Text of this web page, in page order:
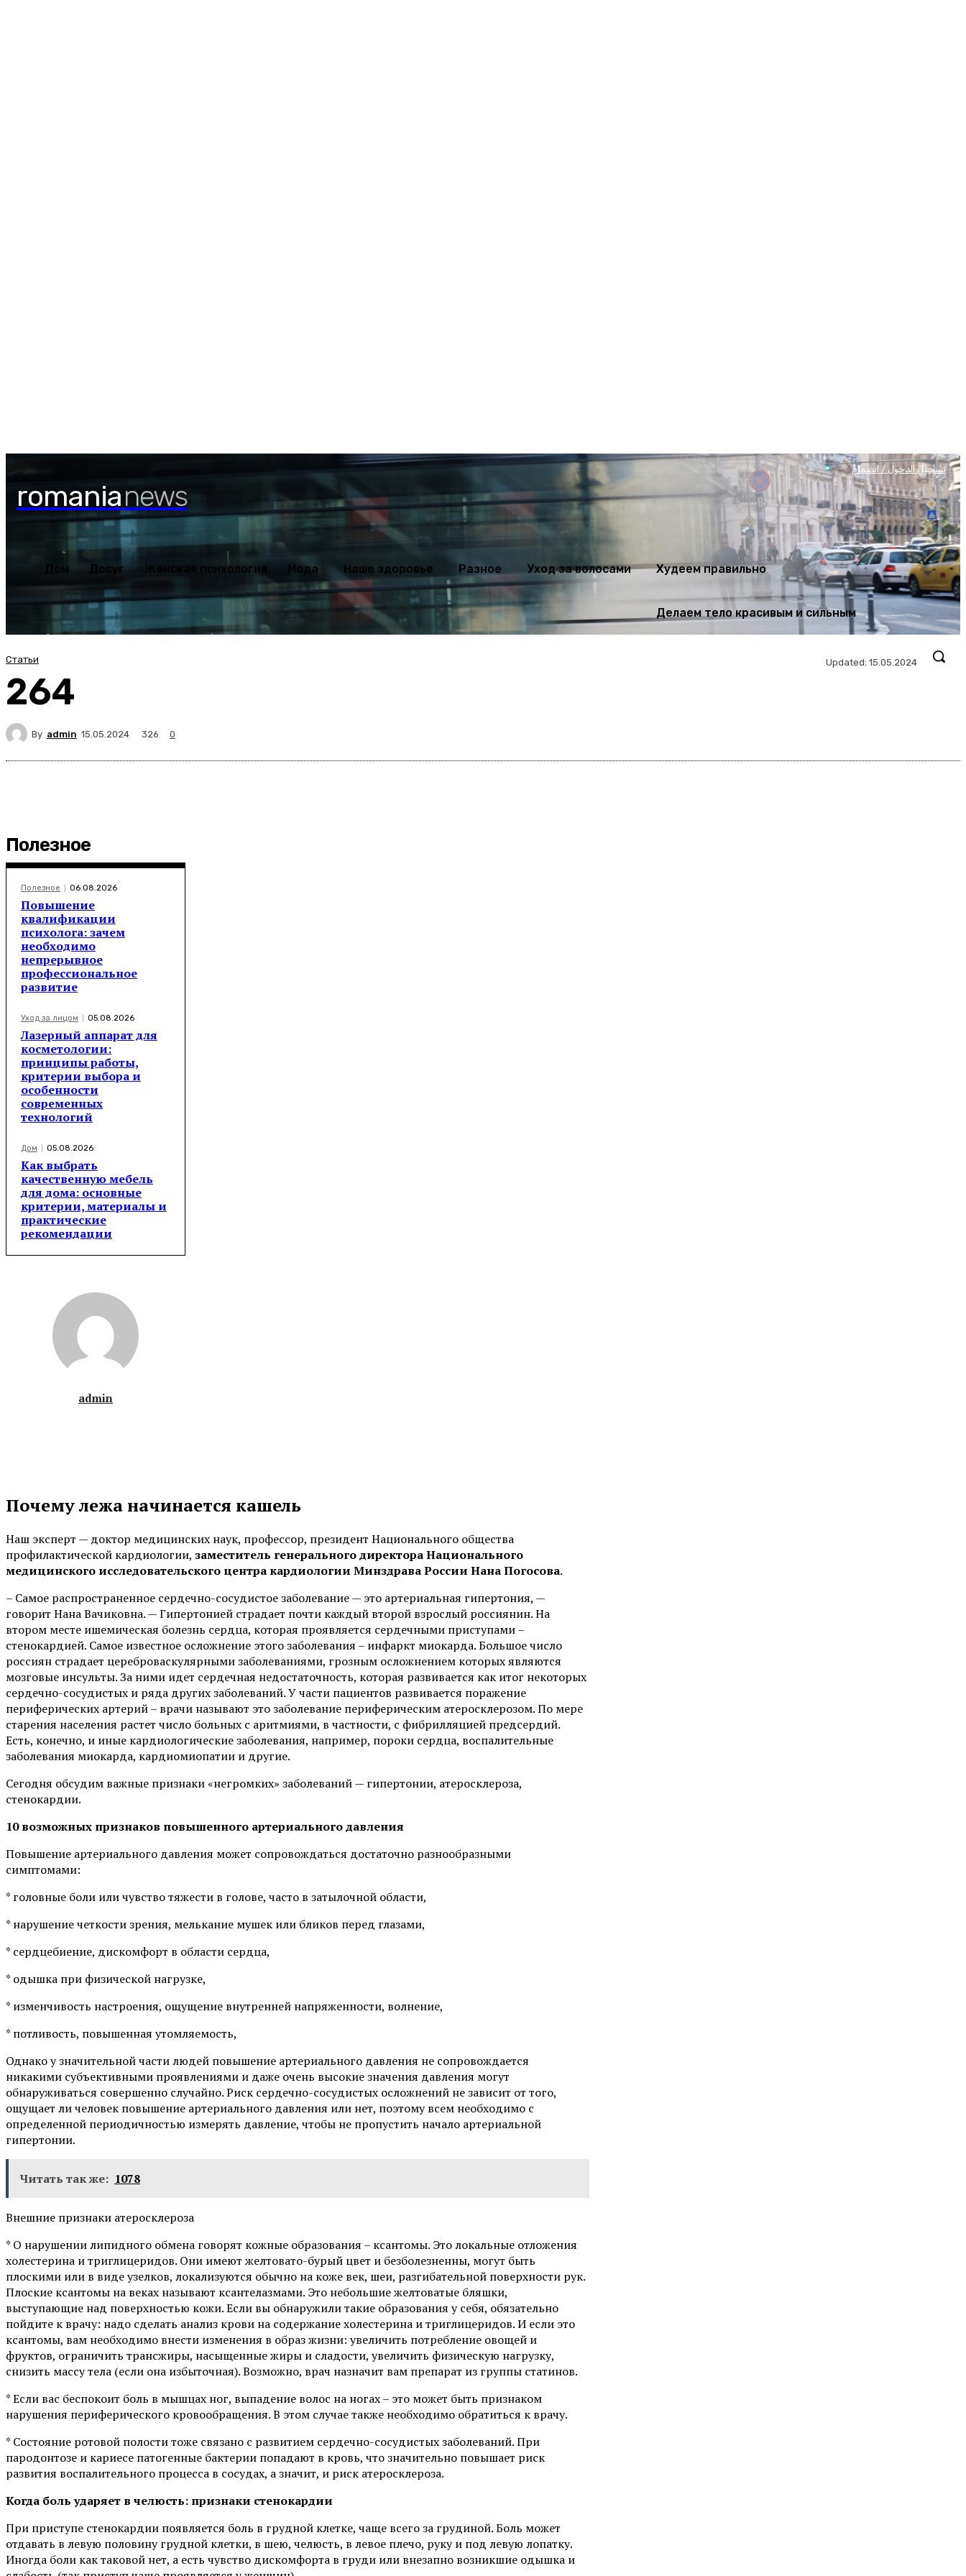
تسجيل الدخول / انضمام
romanianews
Дом Досуг Женская психология Мода Наше здоровье Разное Уход за волосами Худеем правильно
Делаем тело красивым и сильным
Статьи Updated: 15.05.2024
264
By admin 15.05.2024 326 0
Полезное
Полезное 06.08.2026
Повышение
квалификации
психолога: зачем
необходимо
непрерывное
профессиональное
развитие
Уход за лицом 05.08.2026
Лазерный аппарат для
косметологии:
принципы работы,
критерии выбора и
особенности
современных
технологий
Дом 05.08.2026
Как выбрать
качественную мебель
для дома: основные
критерии, материалы и
практические
рекомендации
admin
Почему лежа начинается кашель
Наш эксперт — доктор медицинских наук, профессор, президент Национального общества
профилактической кардиологии, заместитель генерального директора Национального
медицинского исследовательского центра кардиологии Минздрава России Нана Погосова.
– Самое распространенное сердечно-сосудистое заболевание — это артериальная гипертония, —
говорит Нана Вачиковна. — Гипертонией страдает почти каждый второй взрослый россиянин. На
втором месте ишемическая болезнь сердца, которая проявляется сердечными приступами –
стенокардией. Самое известное осложнение этого заболевания – инфаркт миокарда. Большое число
россиян страдает цереброваскулярными заболеваниями, грозным осложнением которых являются
мозговые инсульты. За ними идет сердечная недостаточность, которая развивается как итог некоторых
сердечно-сосудистых и ряда других заболеваний. У части пациентов развивается поражение
периферических артерий – врачи называют это заболевание периферическим атеросклерозом. По мере
старения населения растет число больных с аритмиями, в частности, с фибрилляцией предсердий.
Есть, конечно, и иные кардиологические заболевания, например, пороки сердца, воспалительные
заболевания миокарда, кардиомиопатии и другие.
Сегодня обсудим важные признаки «негромких» заболеваний — гипертонии, атеросклероза,
стенокардии.
10 возможных признаков повышенного артериального давления
Повышение артериального давления может сопровождаться достаточно разнообразными
симптомами:
* головные боли или чувство тяжести в голове, часто в затылочной области,
* нарушение четкости зрения, мелькание мушек или бликов перед глазами,
* сердцебиение, дискомфорт в области сердца,
* одышка при физической нагрузке,
* изменчивость настроения, ощущение внутренней напряженности, волнение,
* потливость, повышенная утомляемость,
Однако у значительной части людей повышение артериального давления не сопровождается
никакими субъективными проявлениями и даже очень высокие значения давления могут
обнаруживаться совершенно случайно. Риск сердечно-сосудистых осложнений не зависит от того,
ощущает ли человек повышение артериального давления или нет, поэтому всем необходимо с
определенной периодичностью измерять давление, чтобы не пропустить начало артериальной
гипертонии.
Читать так же: 1078
Внешние признаки атеросклероза
* О нарушении липидного обмена говорят кожные образования – ксантомы. Это локальные отложения
холестерина и триглицеридов. Они имеют желтовато-бурый цвет и безболезненны, могут быть
плоскими или в виде узелков, локализуются обычно на коже век, шеи, разгибательной поверхности рук.
Плоские ксантомы на веках называют ксантелазмами. Это небольшие желтоватые бляшки,
выступающие над поверхностью кожи. Если вы обнаружили такие образования у себя, обязательно
пойдите к врачу: надо сделать анализ крови на содержание холестерина и триглицеридов. И если это
ксантомы, вам необходимо внести изменения в образ жизни: увеличить потребление овощей и
фруктов, ограничить трансжиры, насыщенные жиры и сладости, увеличить физическую нагрузку,
снизить массу тела (если она избыточная). Возможно, врач назначит вам препарат из группы статинов.
* Если вас беспокоит боль в мышцах ног, выпадение волос на ногах – это может быть признаком
нарушения периферического кровообращения. В этом случае также необходимо обратиться к врачу.
* Состояние ротовой полости тоже связано с развитием сердечно-сосудистых заболеваний. При
пародонтозе и кариесе патогенные бактерии попадают в кровь, что значительно повышает риск
развития воспалительного процесса в сосудах, а значит, и риск атеросклероза.
Когда боль ударяет в челюсть: признаки стенокардии
При приступе стенокардии появляется боль в грудной клетке, чаще всего за грудиной. Боль может
отдавать в левую половину грудной клетки, в шею, челюсть, в левое плечо, руку и под левую лопатку.
Иногда боли как таковой нет, а есть чувство дискомфорта в груди или внезапно возникшие одышка и